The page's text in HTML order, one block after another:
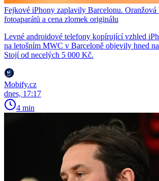
Fejkové iPhony zaplavily Barcelonu. Oranžová
fotoaparátů a cena zlomek originálu
Levné androidové telefony kopírující vzhled
na letošním MWC v Barceloně objevily hned
Stojí od necelých 5 000 Kč.
Mobify.cz
dnes, 17:17
4 min